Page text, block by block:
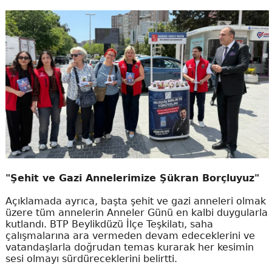
"Şehit ve Gazi Annelerimize Şükran Borçluyuz"
Açıklamada ayrıca, başta şehit ve gazi anneleri olmak
üzere tüm annelerin Anneler Günü en kalbi duygularla
kutlandı. BTP Beylikdüzü İlçe Teşkilatı, saha
çalışmalarına ara vermeden devam edeceklerini ve
vatandaşlarla doğrudan temas kurarak her kesimin
sesi olmayı sürdüreceklerini belirtti.